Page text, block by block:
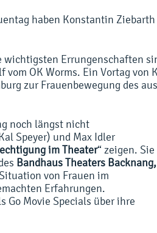
haben Konstantin
Errungenschaften
vom OK Worms. Ein Vortag von
zur Frauenbewegung des
noch längst nicht
Speyer) und Max Idler
im Theater“ zeigen. Sie
Bandhaus Theaters Backnang,
von Frauen im
Erfahrungen.
Go Movie Specials über ihre